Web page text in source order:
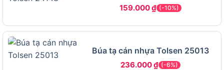
đổi dụng cụ khi làm việc liên tục.
Cán gỗ tự nhiên – Chống trượt, giảm rung chấn
Cán gỗ được chọn lọc và xử lý chống thấm, bề
mặt phủ sơn nhám giúp tăng độ bám khi cầm. Đặc
159.000₫ (-10%)
Búa tạ cán nhựa Tolsen 25013
236.000₫ (-6%)